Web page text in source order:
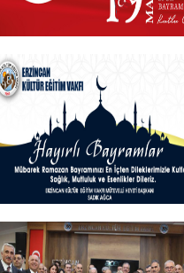
VAKIF BAŞKANIMIZDAN 19 MAYIS
MESAJI
+
Hayırlı Bayramlar
+